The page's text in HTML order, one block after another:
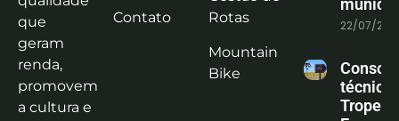
que
geram
renda,
promovem
a cultura e
Contato
Rotas
Mountain
Bike
22/07/
técnica